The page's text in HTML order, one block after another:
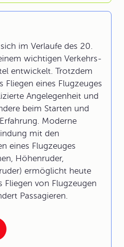
im Verlaufe des 20.
wichtigen Verkehrs-
entwickelt. Trotzdem
Fliegen eines Flugzeuges
Angelegenheit und
beim Starten und
Moderne
mit den
eines Flugzeuges
Höhenruder,
ermöglicht heute
Fliegen von Flugzeugen
Passagieren.